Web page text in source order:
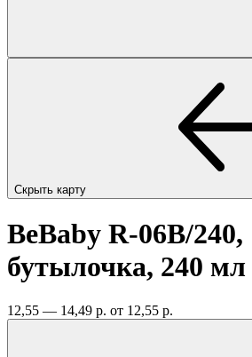
Скрыть карту
BeBaby R-06B/240,
бутылочка, 240 мл
12,55 — 14,49 р. от 12,55 р.